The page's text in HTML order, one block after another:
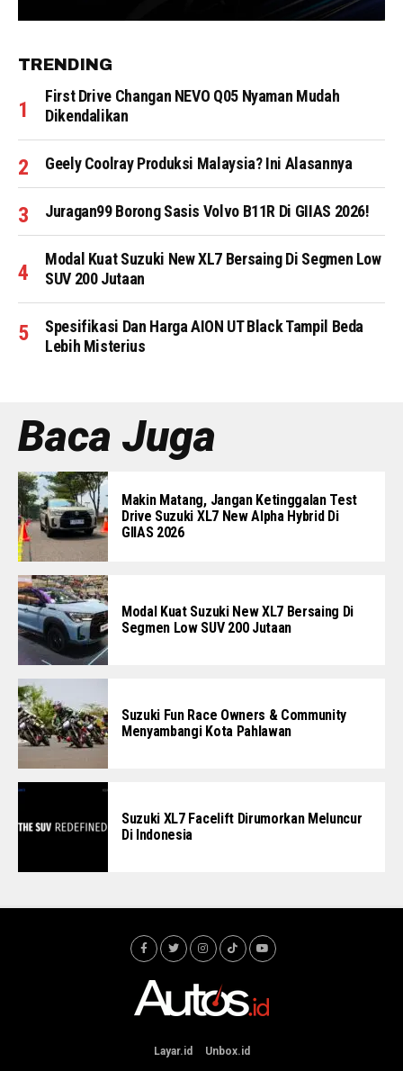
TRENDING
First Drive Changan NEVO Q05 Nyaman Mudah
Dikendalikan
Geely Coolray Produksi Malaysia? Ini Alasannya
Juragan99 Borong Sasis Volvo B11R Di GIIAS 2026!
Modal Kuat Suzuki New XL7 Bersaing Di Segmen Low
SUV 200 Jutaan
Spesifikasi Dan Harga AION UT Black Tampil Beda
Lebih Misterius
Baca Juga
Makin Matang, Jangan Ketinggalan Test
Drive Suzuki XL7 New Alpha Hybrid Di
GIIAS 2026
Modal Kuat Suzuki New XL7 Bersaing Di
Segmen Low SUV 200 Jutaan
Suzuki Fun Race Owners & Community
Menyambangi Kota Pahlawan
Suzuki XL7 Facelift Dirumorkan Meluncur
Di Indonesia
Layar.id Unbox.id